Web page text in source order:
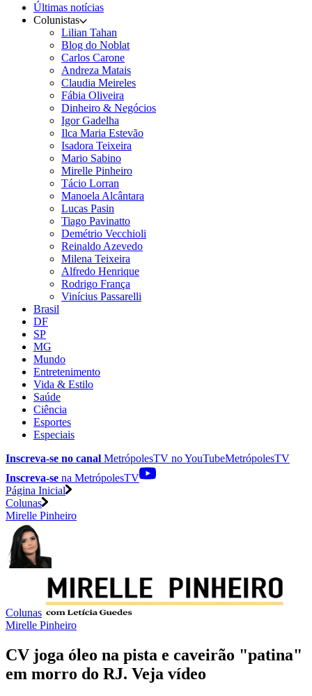
Últimas notícias
Colunistas
Lilian Tahan
Blog do Noblat
Carlos Carone
Andreza Matais
Claudia Meireles
Fábia Oliveira
Dinheiro & Negócios
Igor Gadelha
Ilca Maria Estevão
Isadora Teixeira
Mario Sabino
Mirelle Pinheiro
Tácio Lorran
Manoela Alcântara
Lucas Pasin
Tiago Pavinatto
Demétrio Vecchioli
Reinaldo Azevedo
Milena Teixeira
Alfredo Henrique
Rodrigo França
Vinícius Passarelli
Brasil
DF
SP
MG
Mundo
Entretenimento
Vida & Estilo
Saúde
Ciência
Esportes
Especiais
Inscreva-se no canal MetrópolesTV noYouTubeMetrópolesTV
Inscreva-se na MetrópolesTV
Página Inicial
Colunas
Mirelle Pinheiro
Colunas
Mirelle Pinheiro
CV joga óleo na pista e caveirão "patina"
em morro do RJ. Veja vídeo